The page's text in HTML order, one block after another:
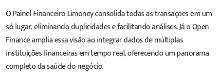
O Painel Financeiro Limoney consolida todas as transações em um
só lugar, eliminando duplicidades e facilitando análises. Já o Open
Finance amplia essa visão ao integrar dados de múltiplas
instituições financeiras em tempo real, oferecendo um panorama
completo da saúde do negócio.